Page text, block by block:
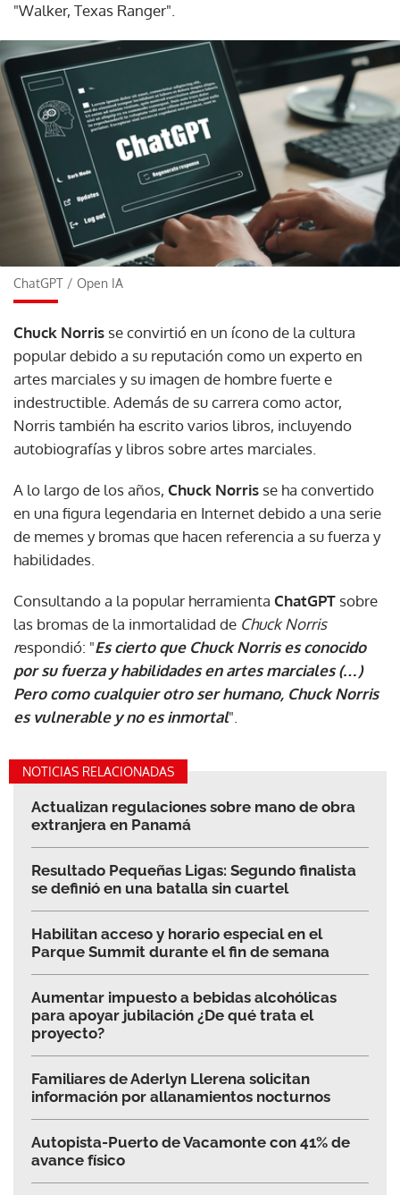
"Walker, Texas Ranger".
ChatGPT / Open IA
Chuck Norris se convirtió en un ícono de la cultura
popular debido a su reputación como un experto en
artes marciales y su imagen de hombre fuerte e
indestructible. Además de su carrera como actor,
Norris también ha escrito varios libros, incluyendo
autobiografías y libros sobre artes marciales.
A lo largo de los años, Chuck Norris se ha convertido
en una figura legendaria en Internet debido a una serie
de memes y bromas que hacen referencia a su fuerza y
habilidades.
Consultando a la popular herramienta ChatGPT sobre
las bromas de la inmortalidad de Chuck Norris
respondió: "Es cierto que Chuck Norris es conocido
por su fuerza y habilidades en artes marciales(…)
Pero como cualquier otro ser humano, Chuck Norris
es vulnerable y no es inmortal".
NOTICIAS RELACIONADAS
Actualizan regulaciones sobre mano de obra
extranjera en Panamá
Resultado Pequeñas Ligas: Segundo finalista
se definió en una batalla sin cuartel
Habilitan acceso y horario especial en el
Parque Summit durante el fin de semana
Aumentar impuesto a bebidas alcohólicas
para apoyar jubilación ¿De qué trata el
proyecto?
Familiares de Aderlyn Llerena solicitan
información por allanamientos nocturnos
Autopista-Puerto de Vacamonte con 41% de
avance físico